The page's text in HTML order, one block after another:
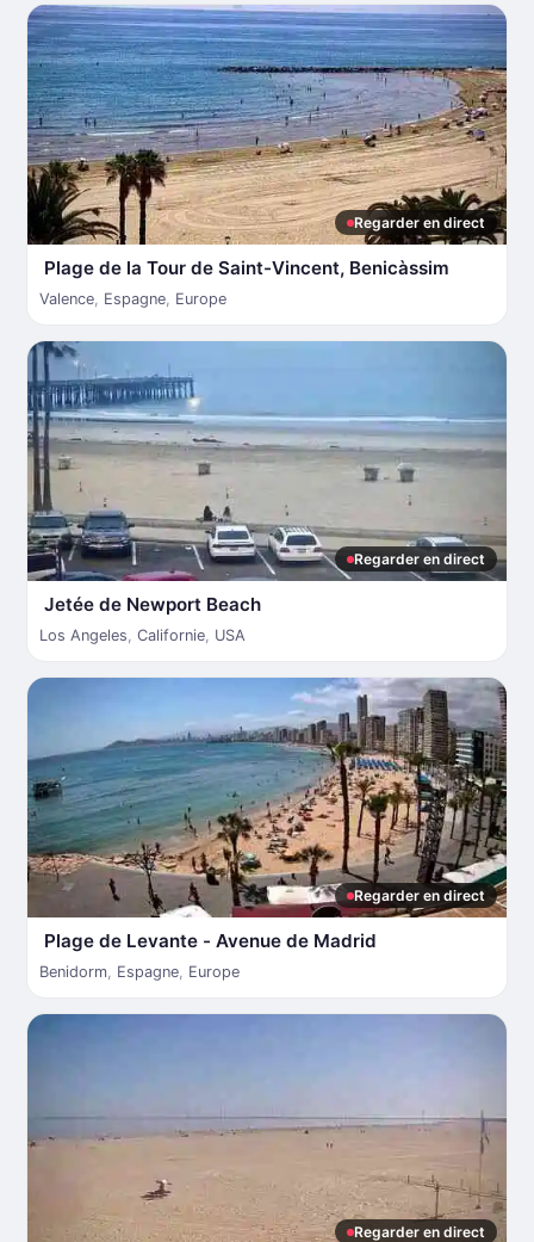
Regarder en direct
Plage de la Tour de Saint-Vincent, Benicàssim
Valence, Espagne, Europe
Regarder en direct
Jetée de Newport Beach
Los Angeles, Californie, USA
Regarder en direct
Plage de Levante - Avenue de Madrid
Benidorm, Espagne, Europe
Regarder en direct